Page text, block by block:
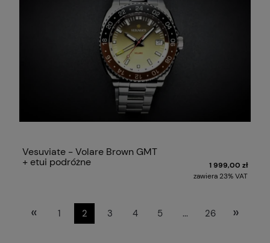
Vesuviate - Volare Brown GMT
+ etui podróżne
1 999,00 zł
zawiera 23% VAT
« 1 2 3 4 5 ... 26 »